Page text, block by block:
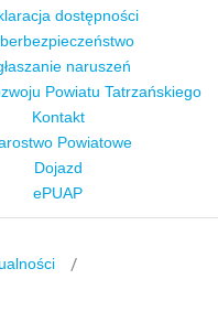
dostępności
naruszeń
Powiatu Tatrzańskiego
Kontakt
Powiatowe
Dojazd
ePUAP